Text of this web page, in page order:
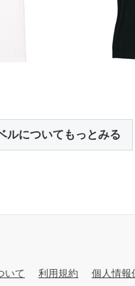
ルについてもっとみる
いて 利用規約 個人情報